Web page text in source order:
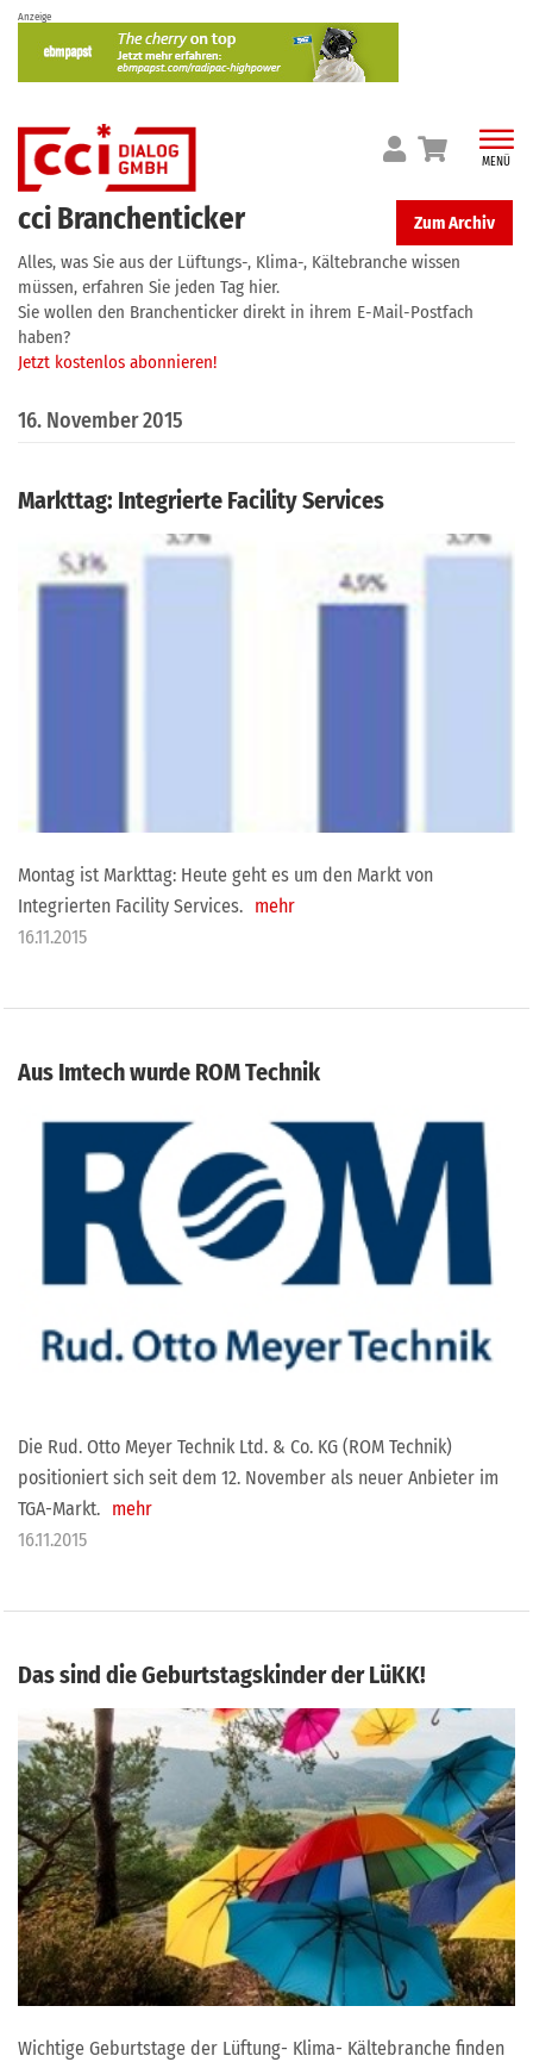
Skip
content
Anzeige
MENÜ
Zum Archiv
cci Branchenticker
Alles, was Sie aus der Lüftungs-, Klima-, Kältebranche wissen
müssen, erfahren Sie jeden Tag hier.
Sie wollen den Branchenticker direkt in ihrem E-Mail-Postfach
haben?
Jetzt kostenlos abonnieren!
16. November 2015
Markttag: Integrierte Facility Services
Montag ist Markttag: Heute geht es um den Markt von
Integrierten Facility Services. mehr
16.11.2015
Aus Imtech wurde ROM Technik
Die Rud. Otto Meyer Technik Ltd. & Co. KG (ROM Technik)
positioniert sich seit dem 12. November als neuer Anbieter im
TGA-Markt. mehr
16.11.2015
Das sind die Geburtstagskinder der LüKK!
Wichtige Geburtstage der Lüftung- Klima- Kältebranche finden